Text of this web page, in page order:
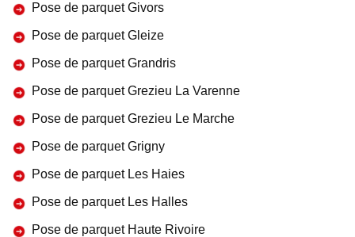
Pose de parquet Givors
Pose de parquet Gleize
Pose de parquet Grandris
Pose de parquet Grezieu La Varenne
Pose de parquet Grezieu Le Marche
Pose de parquet Grigny
Pose de parquet Les Haies
Pose de parquet Les Halles
Pose de parquet Haute Rivoire